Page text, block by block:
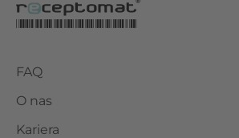
FAQ
O nas
Kariera